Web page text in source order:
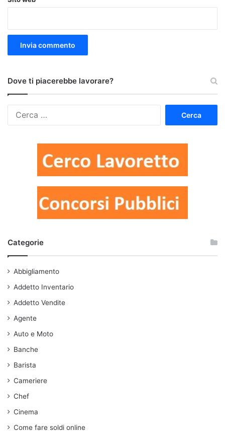
Dove ti piacerebbe lavorare?
Categorie
Abbigliamento
Addetto Inventario
Addetto Vendite
Agente
Auto e Moto
Banche
Barista
Cameriere
Chef
Cinema
Come fare soldi online